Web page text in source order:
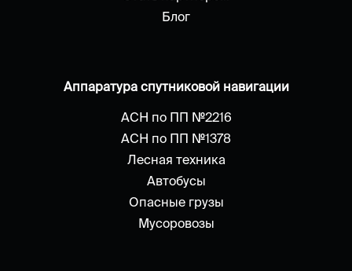
Блог
Аппаратура спутниковой навигации
АСН по ПП №2216
АСН по ПП №1378
Лесная техника
Автобусы
Опасные грузы
Мусоровозы